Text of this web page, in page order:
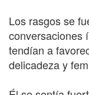
Los rasgos se
conversaciones
tendían a
delicadeza y